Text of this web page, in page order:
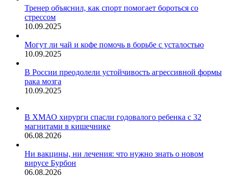
Тренер объяснил, как спорт помогает бороться со
стрессом
10.09.2025
Могут ли чай и кофе помочь в борьбе с усталостью
10.09.2025
В России преодолели устойчивость агрессивной формы
рака мозга
10.09.2025
В ХМАО хирурги спасли годовалого ребенка с 32
магнитами в кишечнике
06.08.2026
Ни вакцины, ни лечения: что нужно знать о новом
вирусе Бурбон
06.08.2026